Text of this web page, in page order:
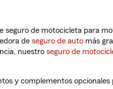
seguro de motocicleta para
de seguro de auto más
nuestro seguro de
y complementos